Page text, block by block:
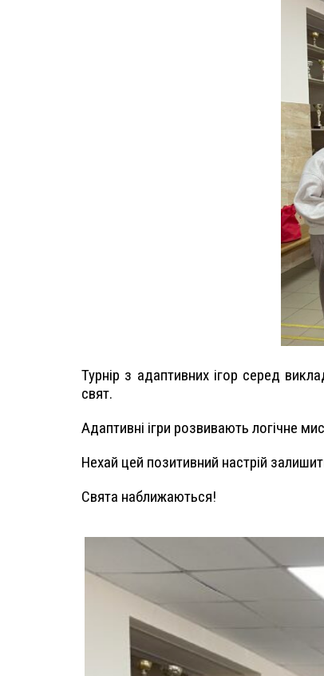
Турнір з адаптивних ігор серед
свят.
Адаптивні ігри розвивають логічне
Нехай цей позитивний настрій
Свята наближаються!